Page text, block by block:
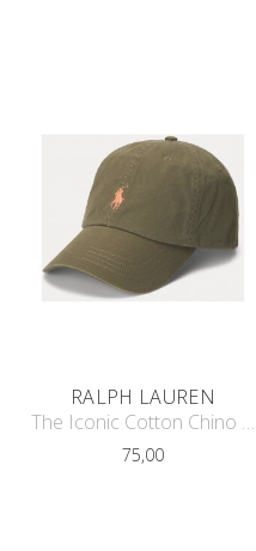
RALPH LAUREN
The Iconic Cotton Chino Cap
75,00